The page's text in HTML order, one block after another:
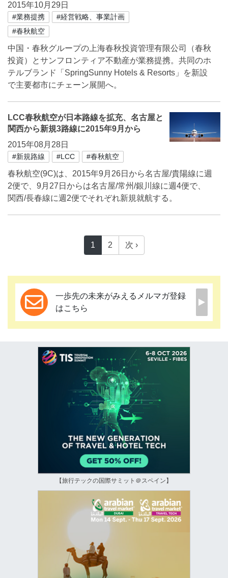
2015年10月29日
#業務提携
#経営戦略、事業計画
#春秋航空
中国・春秋グループの上海春秋投資管理有限公司（春秋
投資）とサンフロンティア不動産が業務提携。共同のホ
テルブランド「SpringSunny Hotels & Resorts」を新設
で主要都市にチェーン展開へ。
LCC春秋航空が日本路線を拡充、名古屋と
関西から新規3路線に2015年9月から
2015年08月28日
#新規路線 #LCC #春秋航空
春秋航空(9C)は、2015年9月26日から名古屋/貴陽線に週
2便で、9月27日からは名古屋/常州/銀川線に週4便で、
関西/長春線に週2便でそれぞれ新規就航する。
1 2 次 ›
一歩先の未来がみえるメルマガ登録
はこちら
【旅行テックの国際サミット＠スペイン】